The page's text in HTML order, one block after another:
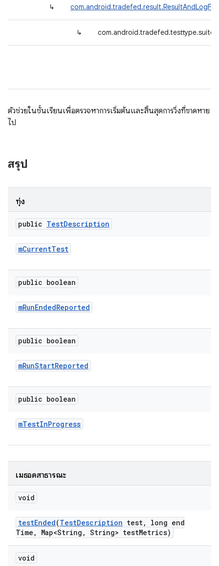
↳
↳
ตัวช่วยในชั้นเรียนเพื่อตรวจหาการเริ่มต้นและสิ้นสุดการวิ่งที่ขาดหาย
ไป
สรุป
ทุ่ง
public TestDescription
mCurrentTest
public boolean
mRunEndedReported
public boolean
mRunStartReported
public boolean
mTestInProgress
เมธอดสาธารณะ
void
testEnded(TestDescription test,
long end
Time , Map<String , String> testMetrics)
void